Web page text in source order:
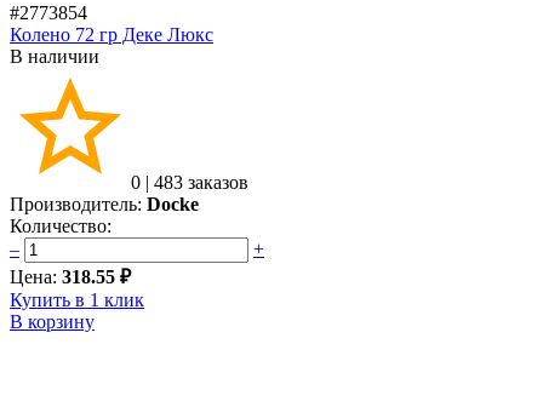
#2773854
Колено 72 гр Деке Люкс
В наличии
0 | 483 заказов
Производитель: Docke
Количество:
–
+
Цена: 318.55 ₽
Купить в 1 клик
В корзину